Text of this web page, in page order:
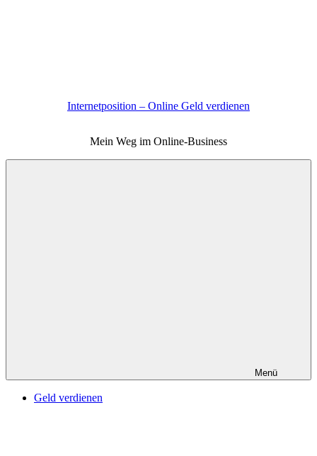
Internetposition – Online Geld verdienen
Mein Weg im Online-Business
Menü
Geld verdienen